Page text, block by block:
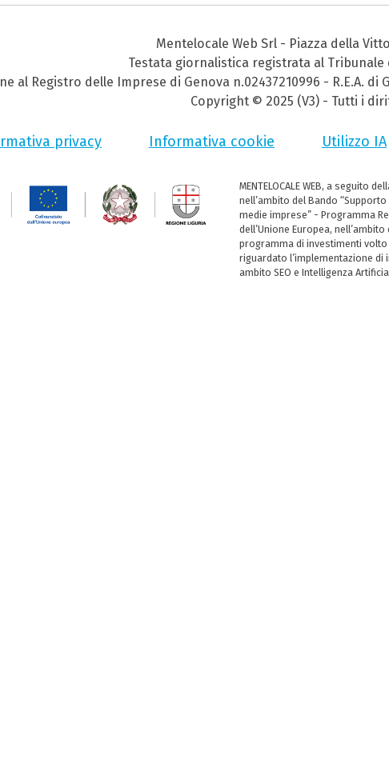
Mentelocale Web Srl - Piazza della
Testata giornalistica registrata al Tribunale
al Registro delle Imprese di Genova n.02437210996 - R.E.A. di
Copyright © 2025 (V3) - Tutti i
privacy Informativa cookie Utilizzo IA
MENTELOCALE WEB, a seguito
nell’ambito del Bando
medie imprese” - Programma
dell’Unione Europea, nell’ambito
programma di investimenti volto
riguardato l’implementazione
ambito SEO e Intelligenza